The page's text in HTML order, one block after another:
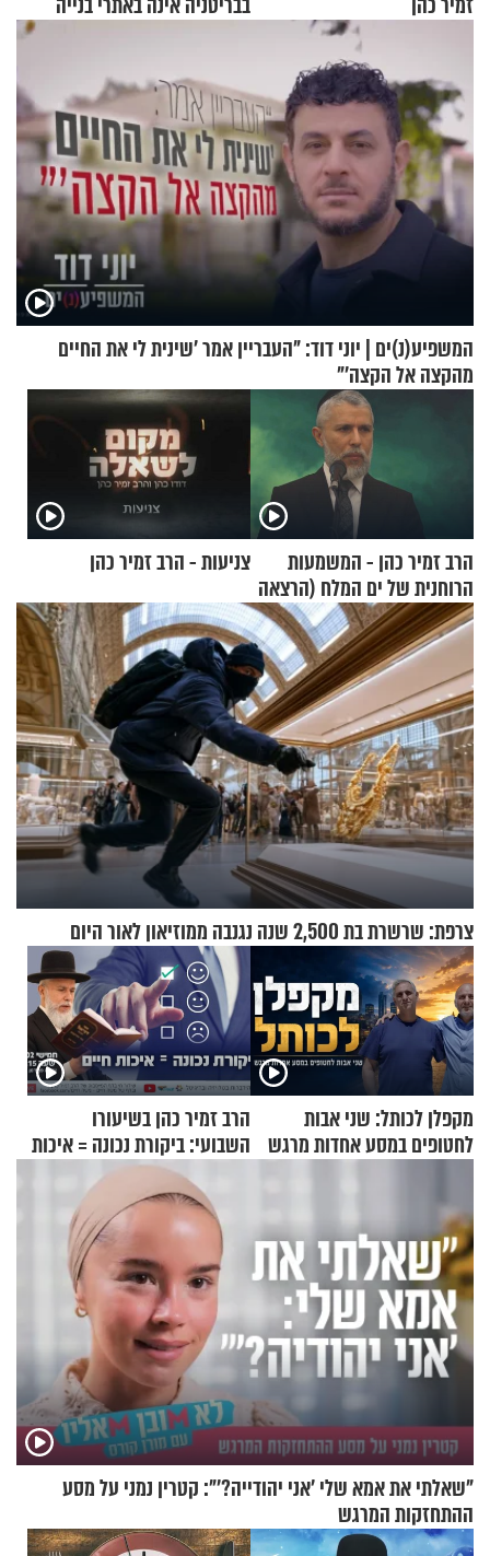
המשפיע(נ)ים | יוני דוד: "העבריין אמר 'שינית לי את החיים
מהקצה אל הקצה'"
הרב זמיר כהן - המשמעות
הרוחנית של ים המלח (הרצאה
בפרסית)
צניעות - הרב זמיר כהן
צרפת: שרשרת בת 2,500 שנה נגנבה ממוזיאון לאור היום
מקפלן לכותל: שני אבות
לחטופים במסע אחדות מרגש
הרב זמיר כהן בשיעורו
השבועי: ביקורת נכונה = איכות
"שאלתי את אמא שלי 'אני יהודייה?'": קטרין נמני על מסע
ההתחזקות המרגש